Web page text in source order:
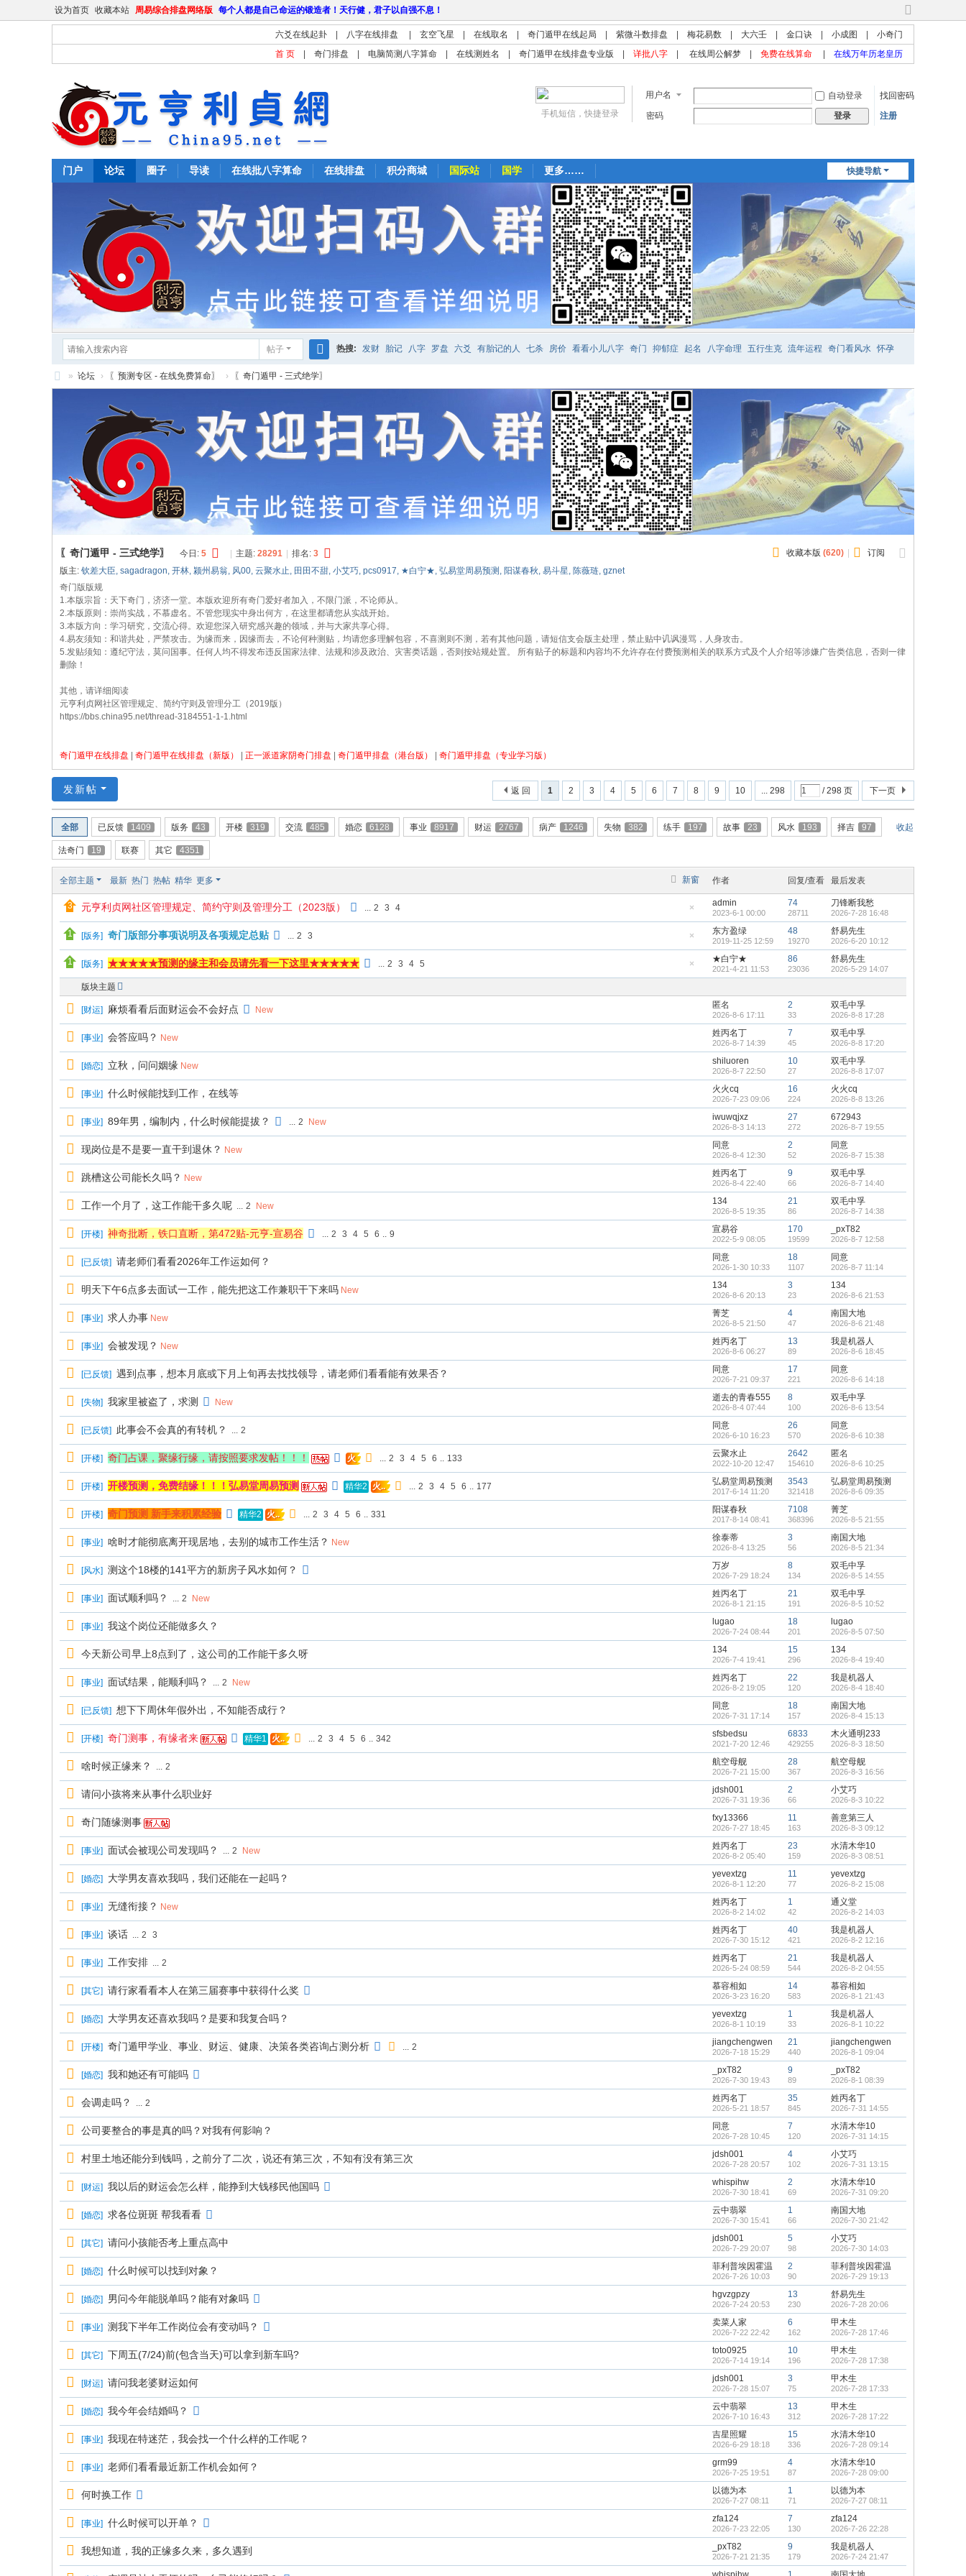
设为首页 收藏本站 周易综合排盘网络版 每个人都是自己命运的锻造者！天行健，君子以自强不息！
切
换
到
宽
六爻在线起卦 八字在线排盘 玄空飞星 在线取名 奇门遁甲在线起局 紫微斗数排盘 梅花易数 大六壬 金口诀 小成图
小奇门
首 页
奇门排盘 电脑简测八字算命 在线测姓名 奇门遁甲在线排盘专业版 详批八字 在线周公解梦 免费在线算命 在线万年历老皇历
用户名 自动登录
找回密码
密码
登录 注册
手机短信，快捷登录
快捷导航
门户 论坛 圈子 导读 在线批八字算命 在线排盘 积分商城 国际站 国学 更多……
帖子
搜
索
热搜: 发财 胎记 八字 罗盘 六爻 有胎记的人 七杀 房价 看看小儿八字 奇门 抑郁症 起名 八字命理 五行生克 流年运程 奇门看风水 怀孕
网
在
线
命
论
坛
» 论坛 › 〖预测专区 - 在线免费算命〗 › 〖奇门遁甲 - 三式绝学〗
收藏本版 (620) 订阅
〖奇门遁甲 - 三式绝学〗 今日: 5 主题: 28291 排名: 3
版主: 钦差大臣, sagadragon, 开林, 颍州易翁, 风00, 云聚水止, 田田不甜, 小艾巧, pcs0917, ★白宁★, 弘易堂周易预测 , 阳谋春秋, 易斗星, 陈薇琏, gznet
奇门版版规
1.本版宗旨：天下奇门，济济一堂。本版欢迎所有奇门爱好者加入，不限门派，不论师从。
2.本版原则：崇尚实战，不慕虚名。不管您现实中身出何方，在这里都请您从实战开始。
3.本版方向：学习研究，交流心得。欢迎您深入研究感兴趣的领域，并与大家共享心得。
4.易友须知：和谐共处，严禁攻击。为缘而来，因缘而去，不论何种测贴，均请您多理解包容，不喜测则不测，若有其他问题，请短信支会版主处理，禁止贴中讥讽漫骂，人身攻击。
5.发贴须知：遵纪守法，莫问国事。任何人均不得发布违反国家法律、法规和涉及政治、灾害类话题，否则按站规处置。 所有贴子的标题和内容均不允许存在付费预测相关的联系方式及个人介绍等涉嫌广告类信息，否则一律
删除！
其他，请详细阅读
元亨利贞网社区管理规定、简约守则及管理分工（2019版）
https://bbs.china95.net/thread-3184551-1-1.html
奇门遁甲在线排盘 奇门遁甲在线排盘（新版） 正一派道家阴奇门排盘 奇门遁甲排盘（港台版） 奇门遁甲排盘（专业学习版）
1 2 3 4 5 6 7 8 9 10 ... 298 / 298 页 下一页
返 回
发新帖
收起
全部 已反馈 1409 版务 43 开楼 319 交流 485 婚恋 6128 事业 8917 财运 2767 病产 1246 失物 382 练手 197 故事 23 风水 193 择吉 97
法奇门 19 联赛 其它 4351
新窗
全部主题 最新 热门 热帖 精华 更多 作者 回复/查看 最后发表
藏
置
帖
元亨利贞网社区管理规定、简约守则及管理分工（2023版） ... 2 3 4 admin
2023-6-1 00:00
74
28711
刀锋断我愁
2026-7-28 16:48
藏
置
帖
[版务] 奇门版部分事项说明及各项规定总贴 ... 2 3 东方盈绿
2019-11-25 12:59
48
19270
舒易先生
2026-6-20 10:12
藏
顶
[版务] ★★★★★预测的缘主和会员请先看一下这里★★★★★ ... 2 3 4 5 ★白宁★
2021-4-21 11:53
86
23036
舒易先生
2026-5-29 14:07
版块主题
[财运] 麻烦看看后面财运会不会好点 New 匿名
2026-8-6 17:11
2
33
双毛中孚
2026-8-8 17:28
[事业] 会答应吗？ New 姓丙名丁
2026-8-7 14:39
7
45
双毛中孚
2026-8-8 17:20
[婚恋] 立秋，问问姻缘 New shiluoren
2026-8-7 22:50
10
27
双毛中孚
2026-8-8 17:07
[事业] 什么时候能找到工作，在线等 火火cq
2026-7-23 09:06
16
224
火火cq
2026-8-8 13:26
[事业] 89年男，编制内，什么时候能提拔？ ... 2 New iwuwqjxz
2026-8-3 14:13
27
272
672943
2026-8-7 19:55
现岗位是不是要一直干到退休？ New 同意
2026-8-4 12:30
2
52
同意
2026-8-7 15:38
跳槽这公司能长久吗？ New 姓丙名丁
2026-8-4 22:40
9
66
双毛中孚
2026-8-7 14:40
工作一个月了，这工作能干多久呢 ... 2 New 134
2026-8-5 19:35
21
86
双毛中孚
2026-8-7 14:38
[开楼] 神奇批断，铁口直断，第472贴-元亨-宣易谷 ... 2 3 4 5 6 .. 9 宣易谷
2022-5-9 08:05
170
19599
_pxT82
2026-8-7 12:58
[已反馈] 请老师们看看2026年工作运如何？ 同意
2026-1-30 10:33
18
1107
同意
2026-8-7 11:14
明天下午6点多去面试一工作，能先把这工作兼职干下来吗 New 134
2026-8-6 20:13
3
23
134
2026-8-6 21:53
[事业] 求人办事 New 菁芝
2026-8-5 21:50
4
47
南国大地
2026-8-6 21:48
[事业] 会被发现？ New 姓丙名丁
2026-8-6 06:27
13
89
我是机器人
2026-8-6 18:45
[已反馈] 遇到点事，想本月底或下月上旬再去找找领导，请老师们看看能有效果否？ 同意
2026-7-21 09:37
17
221
同意
2026-8-6 14:18
[失物] 我家里被盗了，求测 New 逝去的青春555
2026-8-4 07:44
8
100
双毛中孚
2026-8-6 13:54
[已反馈] 此事会不会真的有转机？ ... 2 同意
2026-6-10 16:23
26
570
同意
2026-8-6 10:38
[开楼] 奇门占课，聚缘行缘，请按照要求发帖！！！ 火 ... 2 3 4 5 6 .. 133 云聚水止
2022-10-20 12:47
2642
154610
匿名
2026-8-6 10:25
[开楼] 开楼预测，免费结缘！！！弘易堂周易预测 精华2 火.. ... 2 3 4 5 6 .. 177 弘易堂周易预测
2017-6-14 11:20
3543
321418
弘易堂周易预测
2026-8-6 09:35
[开楼] 奇门预测 新手来积累经验 精华2 火.. ... 2 3 4 5 6 .. 331 阳谋春秋
2017-8-14 08:41
7108
368396
菁芝
2026-8-5 21:55
[事业] 啥时才能彻底离开现居地，去别的城市工作生活？ New 徐泰蒂
2026-8-4 13:25
3
56
南国大地
2026-8-5 21:34
[风水] 测这个18楼的141平方的新房子风水如何？ 万岁
2026-7-29 18:24
8
134
双毛中孚
2026-8-5 14:55
[事业] 面试顺利吗？ ... 2 New 姓丙名丁
2026-8-1 21:15
21
191
双毛中孚
2026-8-5 10:52
[事业] 我这个岗位还能做多久？ lugao
2026-7-24 08:44
18
201
lugao
2026-8-5 07:50
今天新公司早上8点到了，这公司的工作能干多久呀 134
2026-7-4 19:41
15
296
134
2026-8-4 19:40
[事业] 面试结果，能顺利吗？ ... 2 New 姓丙名丁
2026-8-2 19:05
22
120
我是机器人
2026-8-4 18:40
[已反馈] 想下下周休年假外出，不知能否成行？ 同意
2026-7-31 17:14
18
157
南国大地
2026-8-4 15:13
[开楼] 奇门测事，有缘者来 精华1 火.. ... 2 3 4 5 6 .. 342 sfsbedsu
2021-7-20 12:46
6833
429255
木火通明233
2026-8-3 18:50
啥时候正缘来？ ... 2 航空母舰
2026-7-21 15:00
28
367
航空母舰
2026-8-3 16:56
请问小孩将来从事什么职业好 jdsh001
2026-7-31 19:36
2
66
小艾巧
2026-8-3 10:22
奇门随缘测事 fxy13366
2026-7-27 18:45
11
163
善意第三人
2026-8-3 09:12
[事业] 面试会被现公司发现吗？ ... 2 New 姓丙名丁
2026-8-2 05:40
23
159
水清木华10
2026-8-3 08:51
[婚恋] 大学男友喜欢我吗，我们还能在一起吗？ yevextzg
2026-8-1 12:20
11
77
yevextzg
2026-8-2 15:08
[事业] 无缝衔接？ New 姓丙名丁
2026-8-2 14:02
1
42
通义堂
2026-8-2 14:03
[事业] 谈话 ... 2 3 姓丙名丁
2026-7-30 15:12
40
421
我是机器人
2026-8-2 12:16
[事业] 工作安排 ... 2 姓丙名丁
2026-5-24 08:59
21
544
我是机器人
2026-8-2 04:55
[其它] 请行家看看本人在第三届赛事中获得什么奖 慕容相如
2026-3-23 16:20
14
583
慕容相如
2026-8-1 21:43
[婚恋] 大学男友还喜欢我吗？是要和我复合吗？ yevextzg
2026-8-1 10:19
1
33
我是机器人
2026-8-1 10:22
[开楼] 奇门遁甲学业、事业、财运、健康、决策各类咨询占测分析 ... 2 jiangchengwen
2026-7-18 15:29
21
440
jiangchengwen
2026-8-1 09:04
[婚恋] 我和她还有可能吗 _pxT82
2026-7-30 19:43
9
89
_pxT82
2026-8-1 08:39
会调走吗？ ... 2 姓丙名丁
2026-5-21 18:57
35
845
姓丙名丁
2026-7-31 14:55
公司要整合的事是真的吗？对我有何影响？ 同意
2026-7-28 10:45
7
120
水清木华10
2026-7-31 14:15
村里土地还能分到钱吗，之前分了二次，说还有第三次，不知有没有第三次 jdsh001
2026-7-28 20:57
4
102
小艾巧
2026-7-31 13:15
[财运] 我以后的财运会怎么样，能挣到大钱移民他国吗 whispihw
2026-7-30 18:41
2
69
水清木华10
2026-7-31 09:20
[婚恋] 求各位斑斑 帮我看看 云中翡翠
2026-7-30 15:41
1
66
南国大地
2026-7-30 21:42
[其它] 请问小孩能否考上重点高中 jdsh001
2026-7-29 20:07
5
98
小艾巧
2026-7-30 14:03
[婚恋] 什么时候可以找到对象？ 菲利普埃因霍温
2026-7-26 10:03
2
90
菲利普埃因霍温
2026-7-29 19:13
[婚恋] 男问今年能脱单吗？能有对象吗 hgvzgpzy
2026-7-24 20:53
13
230
舒易先生
2026-7-28 20:06
[事业] 测我下半年工作岗位会有变动吗？ 卖菜人家
2026-7-22 22:42
6
162
甲木生
2026-7-28 17:46
[其它] 下周五(7/24)前(包含当天)可以拿到新车吗? toto0925
2026-7-14 19:14
10
196
甲木生
2026-7-28 17:38
[财运] 请问我老婆财运如何 jdsh001
2026-7-28 15:07
3
75
甲木生
2026-7-28 17:33
[婚恋] 我今年会结婚吗？ 云中翡翠
2026-7-10 16:43
13
312
甲木生
2026-7-28 17:22
[事业] 我现在特迷茫，我会找一个什么样的工作呢？ 吉星照耀
2026-6-29 18:18
15
336
水清木华10
2026-7-28 09:14
[事业] 老师们看看最近新工作机会如何？ grm99
2026-7-25 19:51
4
87
水清木华10
2026-7-28 09:00
何时换工作 以德为本
2026-7-27 08:11
1
71
以德为本
2026-7-27 08:11
[事业] 什么时候可以开单？ zfa124
2026-7-23 22:05
7
130
zfa124
2026-7-26 22:28
我想知道，我的正缘多久来，多久遇到 _pxT82
2026-7-21 21:35
9
179
我是机器人
2026-7-24 21:47